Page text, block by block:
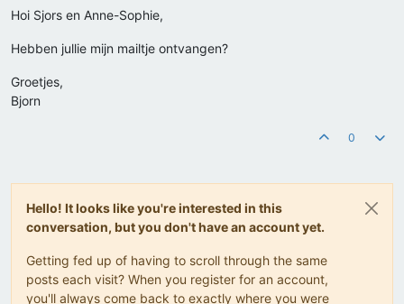
Hoi Sjors en Anne-Sophie,
Hebben jullie mijn mailtje ontvangen?
Groetjes,
Bjorn
0
Hello! It looks like you're interested in this
conversation, but you don't have an account yet.
Getting fed up of having to scroll through the same
posts each visit? When you register for an account,
you'll always come back to exactly where you were